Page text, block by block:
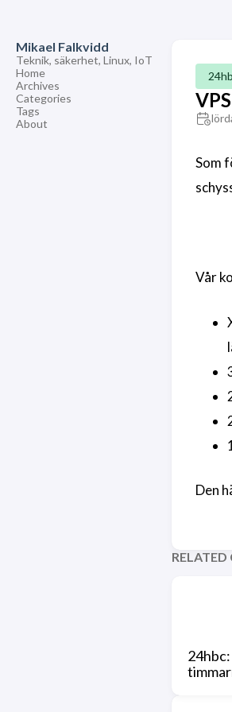
Mikael Falkvidd
Teknik, säkerhet, Linux, IoT
Home
Archives
Categories
Tags
About
Som
Vår
Den